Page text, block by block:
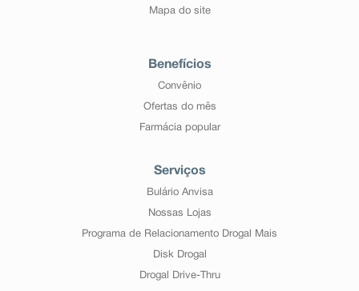
Mapa do site
Benefícios
Convênio
Ofertas do mês
Farmácia popular
Serviços
Bulário Anvisa
Nossas Lojas
Programa de Relacionamento Drogal Mais
Disk Drogal
Drogal Drive-Thru